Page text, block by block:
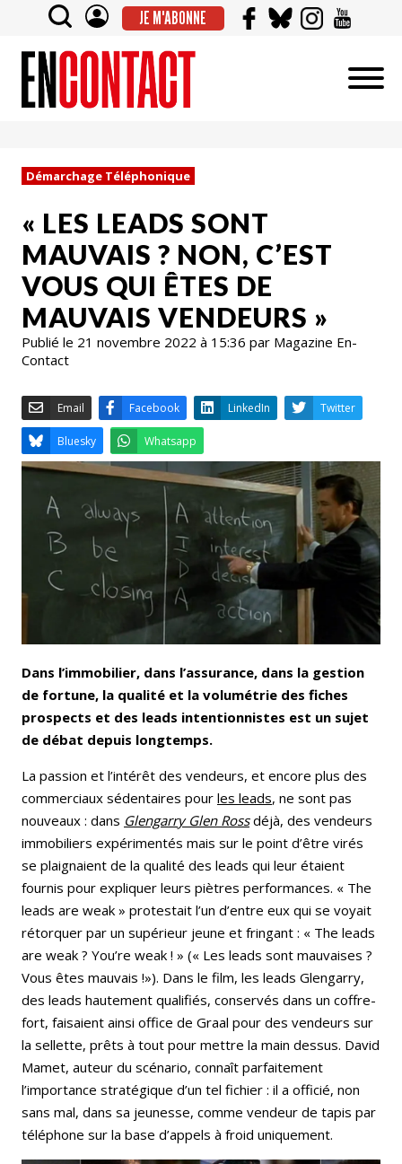
JE M'ABONNE
Démarchage Téléphonique
« LES LEADS SONT
MAUVAIS ? NON, C’EST
VOUS QUI ÊTES DE
MAUVAIS VENDEURS »
Publié le 21 novembre 2022 à 15:36 par Magazine En-
Contact
Email Facebook LinkedIn
Bluesky Whatsapp
Dans l’immobilier, dans l’assurance, dans la gestion
de fortune, la qualité et la volumétrie des fiches
prospects et des leads intentionnistes est un sujet
de débat depuis longtemps.
La passion et l’intérêt des vendeurs, et encore plus des
commerciaux sédentaires pour les leads, ne sont pas
nouveaux : dans Glengarry Glen Ross déjà, des vendeurs
immobiliers expérimentés mais sur le point d’être virés
se plaignaient de la qualité des leads qui leur étaient
fournis pour expliquer leurs piètres performances. « The
leads are weak » protestait l’un d’entre eux qui se voyait
rétorquer par un supérieur jeune et fringant : « The leads
are weak ? You’re weak ! » (« Les leads sont mauvaises ?
Vous êtes mauvais !»). Dans le film, les leads Glengarry,
des leads hautement qualifiés, conservés dans un coffre-
fort, faisaient ainsi office de Graal pour des vendeurs sur
la sellette, prêts à tout pour mettre la main dessus. David
Mamet, auteur du scénario, connaît parfaitement
l’importance stratégique d’un tel fichier : il a officié, non
sans mal, dans sa jeunesse, comme vendeur de tapis par
téléphone sur la base d’appels à froid uniquement.